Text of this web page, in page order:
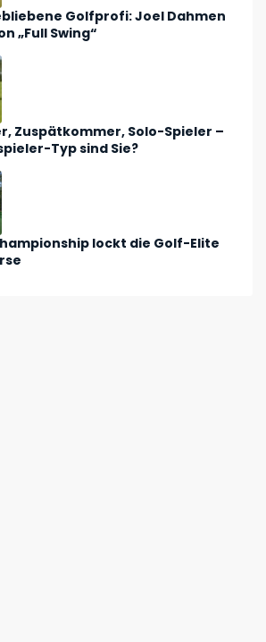
Golfprofi: Joel Dahmen
„Full Swing“
Zuspätkommer, Solo-Spieler –
Typ sind Sie?
lockt die Golf-Elite